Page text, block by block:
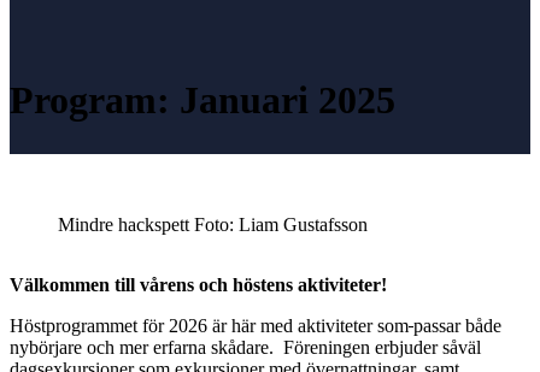
Program: Januari 2025
Mindre hackspett Foto: Liam Gustafsson
Välkommen till vårens och höstens aktiviteter!
Höstprogrammet för 2026 är här med aktiviteter som passar både
nybörjare och mer erfarna skådare. Föreningen erbjuder såväl